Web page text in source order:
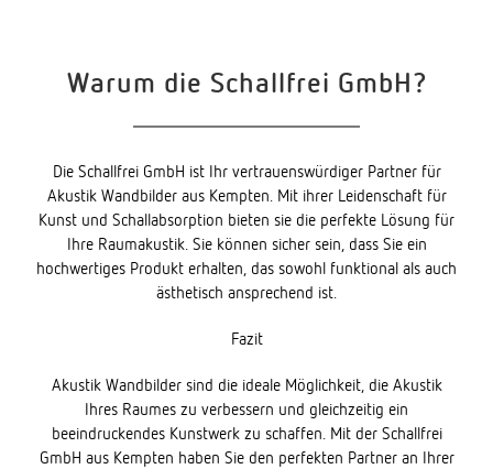
Warum die Schallfrei GmbH?
Die Schallfrei GmbH ist Ihr vertrauenswürdiger Partner für
Akustik Wandbilder aus Kempten. Mit ihrer Leidenschaft für
Kunst und Schallabsorption bieten sie die perfekte Lösung für
Ihre Raumakustik. Sie können sicher sein, dass Sie ein
hochwertiges Produkt erhalten, das sowohl funktional als auch
ästhetisch ansprechend ist.
Fazit
Akustik Wandbilder sind die ideale Möglichkeit, die Akustik
Ihres Raumes zu verbessern und gleichzeitig ein
beeindruckendes Kunstwerk zu schaffen. Mit der Schallfrei
GmbH aus Kempten haben Sie den perfekten Partner an Ihrer